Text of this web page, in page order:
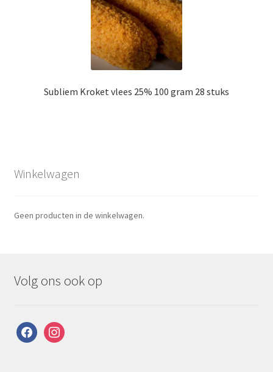
Subliem Kroket vlees 25% 100 gram 28 stuks
Winkelwagen
Geen producten in de winkelwagen.
Volg ons ook op
facebookinstagram